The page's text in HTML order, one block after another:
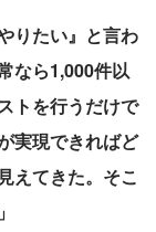
りたい』と言わ
なら1,000件以
トを行うだけで
実現できればど
えてきた。そこ